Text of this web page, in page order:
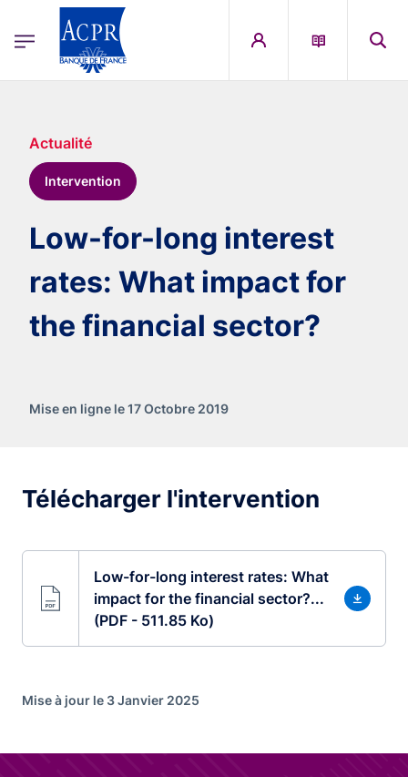
ACPR Menu Principal (French)
Actualité
Intervention
Low-for-long interest
rates: What impact for
the financial sector?
Mise en ligne le 17 Octobre 2019
Télécharger l'intervention
Low-for-long interest rates: What
impact for the financial sector?...
(PDF - 511.85 Ko)
Mise à jour le 3 Janvier 2025